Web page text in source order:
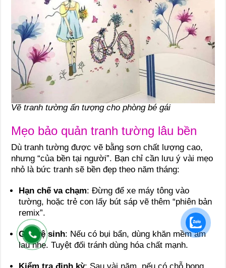
Vẽ tranh tường ấn tượng cho phòng bé gái
Mẹo bảo quản tranh tường lâu bền
Dù tranh tường được vẽ bằng sơn chất lượng cao,
nhưng “của bền tại người”. Bạn chỉ cần lưu ý vài mẹo
nhỏ là bức tranh sẽ bền đẹp theo năm tháng:
Hạn chế va chạm: Đừng để xe máy tông vào
tường, hoặc trẻ con lấy bút sáp vẽ thêm “phiên bản
remix”.
Giữ vệ sinh: Nếu có bụi bẩn, dùng khăn mềm ẩm
lau nhẹ. Tuyệt đối tránh dùng hóa chất mạnh.